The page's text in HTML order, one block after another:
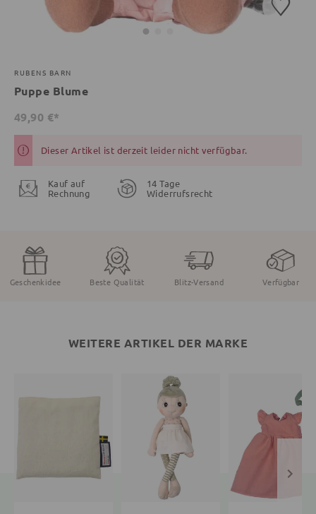
RUBENS BARN
Puppe Blume
49,90 €*
Dieser Artikel ist derzeit leider nicht verfügbar.
Kauf auf
Rechnung
14 Tage
Widerrufsrecht
Geschenkidee Beste Qualität Blitz-Versand Verfügbar
WEITERE ARTIKEL DER MARKE